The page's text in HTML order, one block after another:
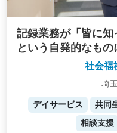
記録業務が「皆に知
という自発的なもの
社会福
埼
デイサービス 共同
相談支援